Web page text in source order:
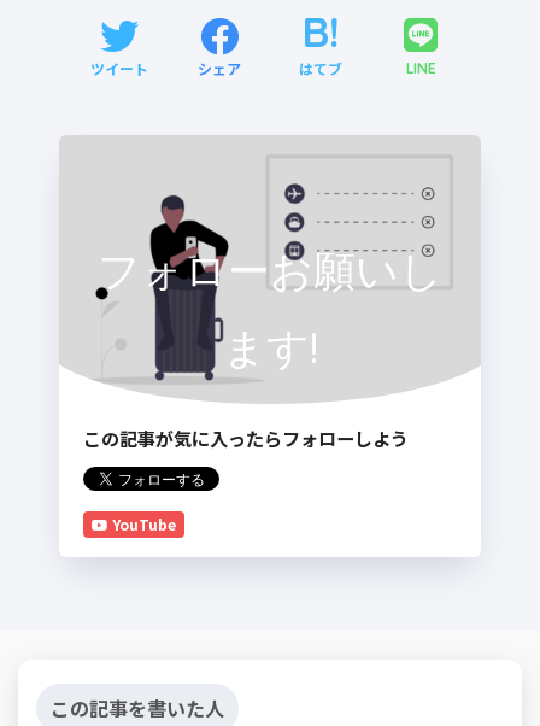
ツイート シェア はてブ LINE
フォローお願いし
ます!
この記事が気に入ったらフォローしよう
YouTube
この記事を書いた人